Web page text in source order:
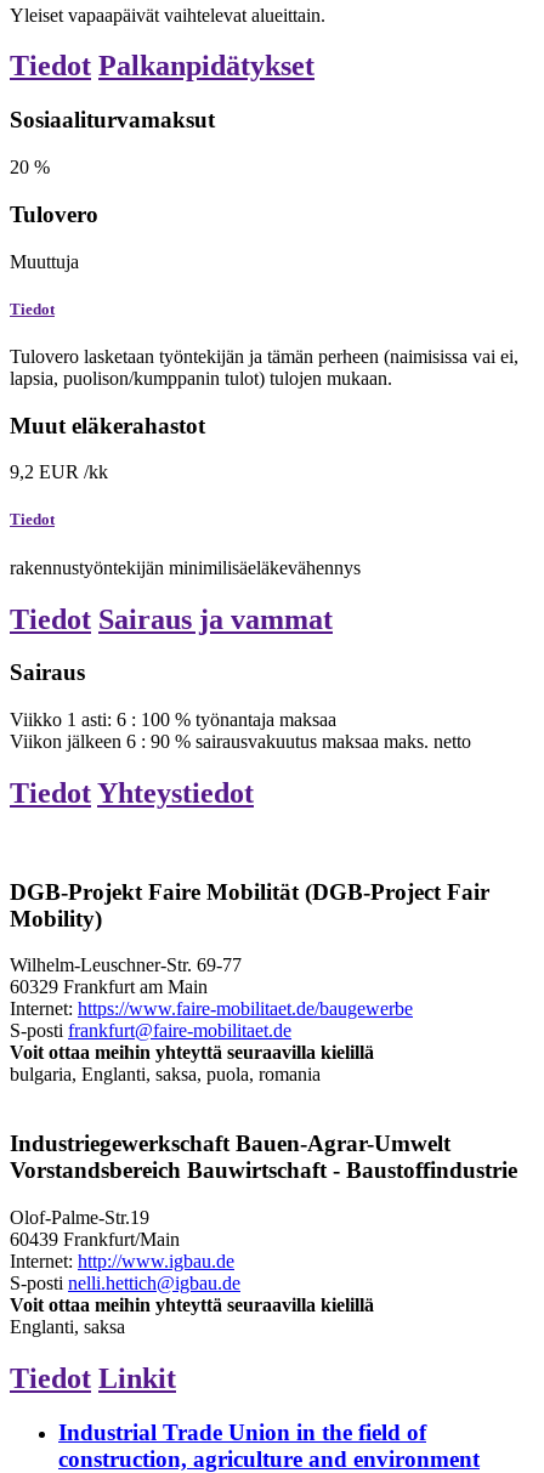
Yleiset vapaapäivät vaihtelevat alueittain.
Tiedot Palkanpidätykset
Sosiaaliturvamaksut
20 %
Tulovero
Muuttuja
Tiedot
Tulovero lasketaan työntekijän ja tämän perheen (naimisissa vai ei,
lapsia, puolison/kumppanin tulot) tulojen mukaan.
Muut eläkerahastot
9,2 EUR /kk
Tiedot
rakennustyöntekijän minimilisäeläkevähennys
Tiedot Sairaus ja vammat
Sairaus
Viikko 1 asti: 6 : 100 % työnantaja maksaa
Viikon jälkeen 6 : 90 % sairausvakuutus maksaa maks. netto
TiedotYhteystiedot
DGB-Projekt Faire Mobilität (DGB-Project Fair
Mobility)
Wilhelm-Leuschner-Str. 69-77
60329 Frankfurt am Main
Internet: https://www.faire-mobilitaet.de/baugewerbe
S-posti frankfurt@faire-mobilitaet.de
Voit ottaa meihin yhteyttä seuraavilla kielillä
bulgaria, Englanti, saksa, puola, romania
Industriegewerkschaft Bauen-Agrar-Umwelt
Vorstandsbereich Bauwirtschaft - Baustoffindustrie
Olof-Palme-Str.19
60439 Frankfurt/Main
Internet: http://www.igbau.de
S-posti nelli.hettich@igbau.de
Voit ottaa meihin yhteyttä seuraavilla kielillä
Englanti, saksa
Tiedot Linkit
Industrial Trade Union in the field of
construction, agriculture and environment